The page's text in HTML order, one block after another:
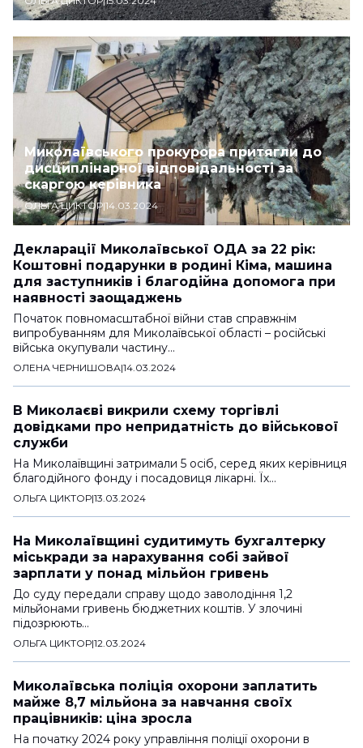
Миколаївського прокурора притягли до
дисциплінарної відповідальності за
скаргою керівника
ОЛЬГА ЦИКТОР|14.03.2024
Декларації Миколаївської ОДА за 22 рік:
Коштовні подарунки в родині Кіма, машина
для заступників і благодійна допомога при
наявності заощаджень
Початок повномасштабної війни став справжнім
випробуванням для Миколаївської області – російські
війська окупували частину…
ОЛЕНА ЧЕРНИШОВА|14.03.2024
В Миколаєві викрили схему торгівлі
довідками про непридатність до військової
служби
На Миколаївщині затримали 5 осіб, серед яких керівниця
благодійного фонду і посадовиця лікарні. Їх…
ОЛЬГА ЦИКТОР|13.03.2024
На Миколаївщині судитимуть бухгалтерку
міськради за нарахування собі зайвої
зарплати у понад мільйон гривень
До суду передали справу щодо заволодіння 1,2
мільйонами гривень бюджетних коштів. У злочині
підозрюють…
ОЛЬГА ЦИКТОР|12.03.2024
Миколаївська поліція охорони заплатить
майже 8,7 мільйона за навчання своїх
працівників: ціна зросла
На початку 2024 року управління поліції охорони в